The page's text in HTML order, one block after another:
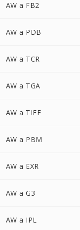
AW a FB2
AW a PDB
AW a TCR
AW a TGA
AW a TIFF
AW a PBM
AW a EXR
AW a G3
AW a IPL